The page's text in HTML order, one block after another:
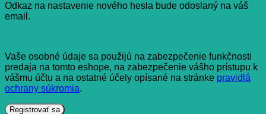
Odkaz na nastavenie nového hesla bude odoslaný na váš
email.
Vaše osobné údaje sa použijú na zabezpečenie funkčnosti
predaja na tomto eshope, na zabezpečenie vášho prístupu k
vášmu účtu a na ostatné účely opísané na stránke pravidlá
ochrany súkromia.
Registrovať sa